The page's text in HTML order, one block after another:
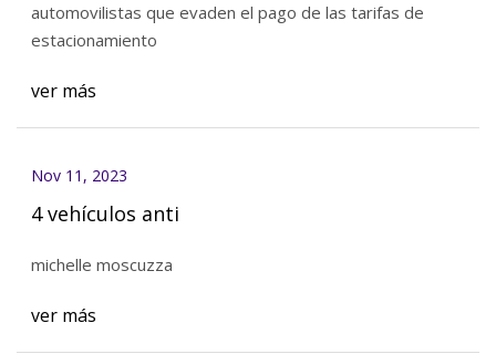
automovilistas que evaden el pago de las tarifas de
estacionamiento
ver más
Nov 11, 2023
4 vehículos anti
michelle moscuzza
ver más